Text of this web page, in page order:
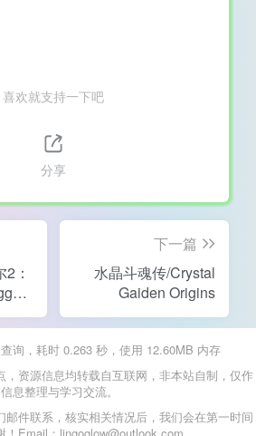
喜欢就支持一下吧
分享
：
下一篇
水晶斗魂传/Crystal
Gaiden Origins
询，耗时 0.263 秒，使用 12.60MB 内存
资源信息均转载自互联网，非本站自制，仅作
息整理与学习交流。
件联系，核实相关情况后，我们会在第一时间